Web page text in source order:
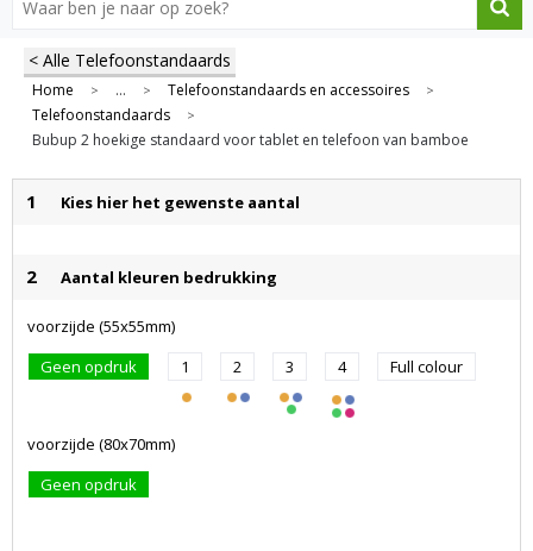
< Alle Telefoonstandaards
Home > ... > Telefoonstandaards en accessoires >
Telefoonstandaards >
Bubup 2 hoekige standaard voor tablet en telefoon van bamboe
1 Kies hier het gewenste aantal
2 Aantal kleuren bedrukking
voorzijde (55x55mm)
Geen opdruk
1 2 3 4 Full colour
voorzijde (80x70mm)
Geen opdruk